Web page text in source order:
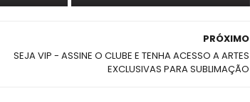
PRÓXIMO
SEJA VIP - ASSINE O CLUBE E TENHA ACESSO A ARTES
EXCLUSIVAS PARA SUBLIMAÇÃO